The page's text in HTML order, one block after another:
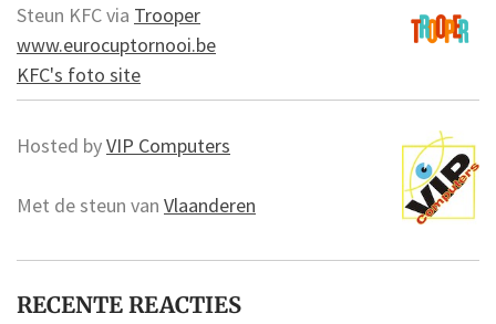
Steun KFC via Trooper
www.eurocuptornooi.be
KFC's foto site
Hosted byVIP Computers
Met de steun van Vlaanderen
RECENTE REACTIES